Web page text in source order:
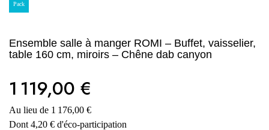
Pack
Ensemble salle à manger ROMI – Buffet, vaisselier,
table 160 cm, miroirs – Chêne dab canyon
1 119,00 €
Au lieu de 1 176,00 €
Dont 4,20 € d'éco-participation